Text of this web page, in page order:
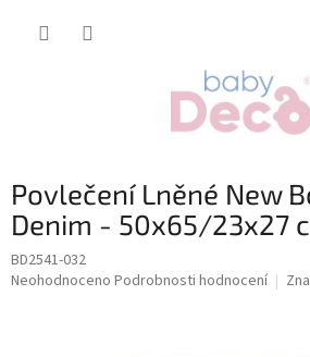
Povlečení Lněné New
Denim - 50x65/23x27
BD2541-032
Průměrné
Neohodnoceno Podrobnosti hodnocení